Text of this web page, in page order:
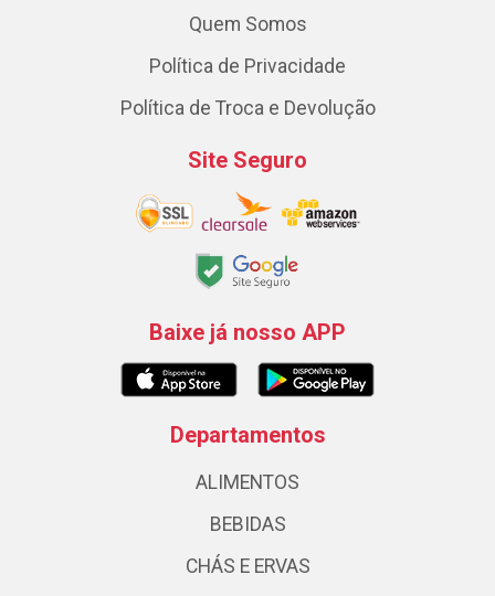
Quem Somos
Política de Privacidade
Política de Troca e Devolução
Site Seguro
Baixe já nosso APP
Departamentos
ALIMENTOS
BEBIDAS
CHÁS E ERVAS